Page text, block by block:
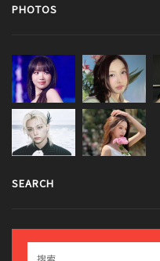
PHOTOS
SEARCH